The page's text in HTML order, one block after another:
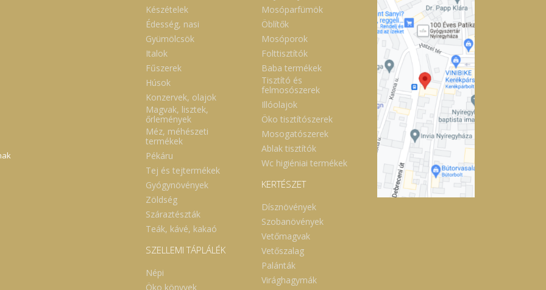
a bokrosgomba, illetve
rendszeres
elejét vehetjük a
szindrómának.
beállításának
hogy a
elősegít a májban
zsírok kiürítését,
javítja a májfunkciókat,
a zsírmáj
Készételek
Édesség, nasi
Gyümölcsök
Italok
Fűszerek
Húsok
Konzervek, olajok
Magvak, lisztek,
őrlemények
Méz, méhészeti
termékek
Pékáru
Tej és tejtermékek
Gyógynövények
Zöldség
Száraztészták
Teák, kávé, kakaó
SZELLEMI TÁPLÁLÉK
Népi
Öko könyvek
Mosóparfümök
Öblítők
Mosóporok
Folttisztítók
Baba termékek
Tisztító és
felmosószerek
Illóolajok
Öko tisztítószerek
Mosogatószerek
Ablak tisztítók
Wc higiéniai termékek
KERTÉSZET
Dísznövények
Szobanövények
Vetőmagvak
Vetőszalag
Palánták
Virághagymák